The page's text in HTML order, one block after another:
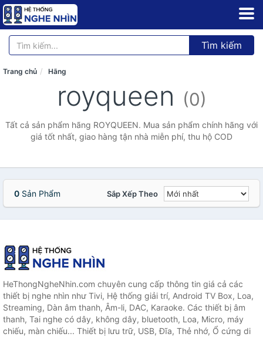
Tìm kiếm
Trang chủ Hãng
royqueen (0)
Tất cả sản phẩm hãng ROYQUEEN. Mua sản phẩm chính hãng với
giá tốt nhất, giao hàng tận nhà miễn phí, thu hộ COD
0 Sản Phẩm Sắp Xếp Theo
HeThongNgheNhin.com chuyên cung cấp thông tin giá cả các
thiết bị nghe nhìn như Tivi, Hệ thống giải trí, Android TV Box, Loa,
Streaming, Dàn âm thanh, Âm-li, DAC, Karaoke. Các thiết bị âm
thanh, Tai nghe có dây, không dây, bluetooth, Loa, Micro, máy
chiếu, màn chiếu... Thiết bị lưu trữ, USB, Đĩa, Thẻ nhớ, Ổ cứng di